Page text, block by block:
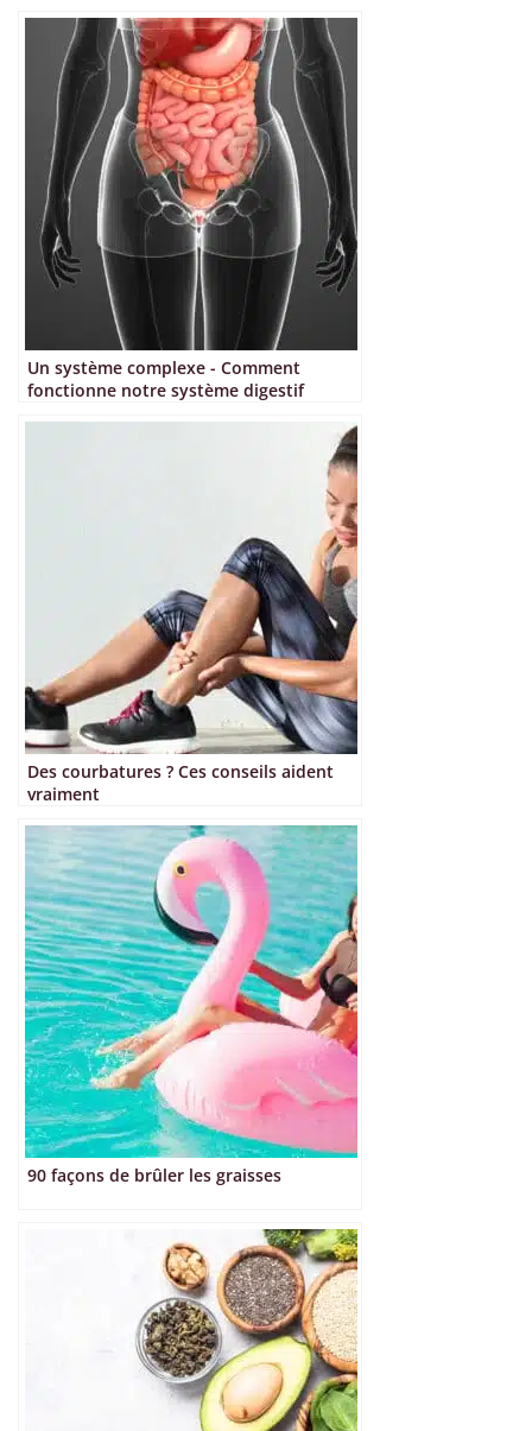
Un système complexe - Comment
fonctionne notre système digestif
Des courbatures ? Ces conseils aident
vraiment
90 façons de brûler les graisses